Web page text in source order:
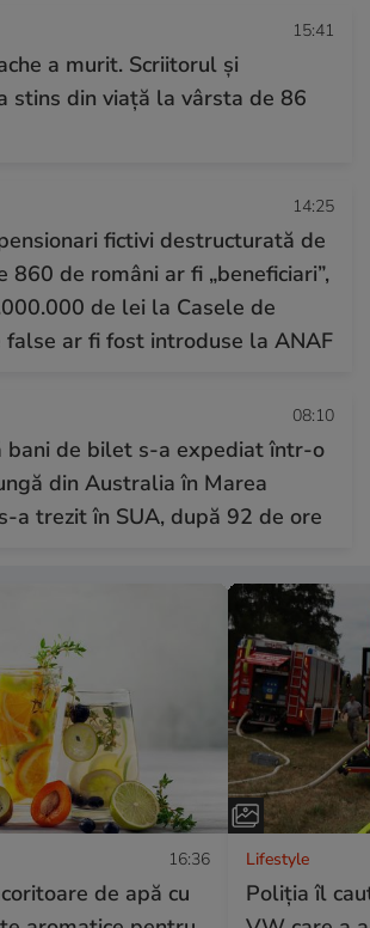
15:41
a murit. Scriitorul și
stins din viață la vârsta de 86
14:25
fictivi destructurată de
860 de români ar fi „beneficiari”,
de lei la Casele de
false ar fi fost introduse la ANAF
08:10
bani de bilet s-a expediat într-o
din Australia în Marea
a trezit în SUA, după 92 de ore
16:36
de apă cu
Lifestyle
Poliția îl